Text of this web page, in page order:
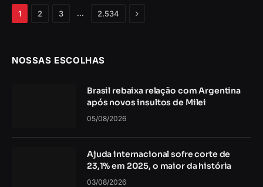
1 2 3 … 2.534 Próximo
NOSSAS ESCOLHAS
Brasil rebaixa relação com Argentina
após novos insultos de Milei
05/08/2026
Ajuda internacional sofre corte de
23,1% em 2025, o maior da história
03/08/2026